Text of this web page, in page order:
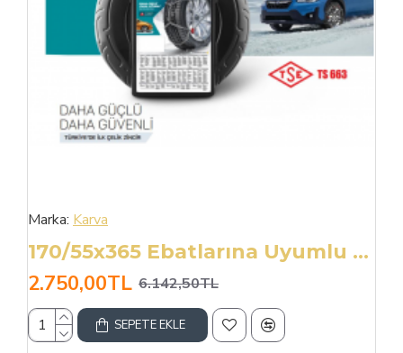
Marka: Karva
170/55x365 Ebatlarına Uyumlu Takmatik X Tipi Kar Patinaj Zinciri
2.750,00TL 6.142,50TL
SEPETE EKLE